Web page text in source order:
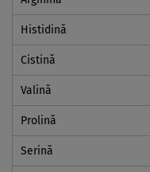
Histidină
Cistină
Valină
Prolină
Serină